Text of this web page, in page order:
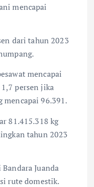
mencapai
dari tahun 2023
mencapai
persen jika
mencapai 96.391.
81.415.318 kg
tahun 2023
Juanda
rute domestik.